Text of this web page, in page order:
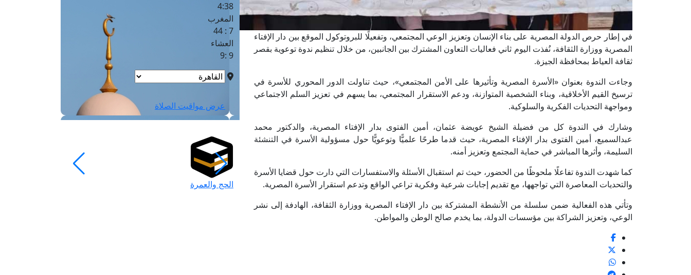
في إطار حرص الدولة المصرية على بناء الإنسان وتعزيز الوعي المجتمعي، وتفعيلًا للبروتوكول الموقع بين دار الإفتاء
المصرية ووزارة الثقافة، نُفذت اليوم ثاني فعاليات التعاون المشترك بين الجانبين، من خلال تنظيم ندوة توعوية بقصر
ثقافة العياط بمحافظة الجيزة.
وجاءت الندوة بعنوان «الأسرة المصرية وتأثيرها على الأمن المجتمعي»، حيث تناولت الدور المحوري للأسرة في
ترسيخ القيم الأخلاقية، وبناء الشخصية المتوازنة، ودعم الاستقرار المجتمعي، بما يسهم في تعزيز السلم الاجتماعي
ومواجهة التحديات الفكرية والسلوكية.
وشارك في الندوة كل من فضيلة الشيخ عويضة عثمان، أمين الفتوى بدار الإفتاء المصرية، والدكتور محمد
عبدالسميع، أمين الفتوى بدار الإفتاء المصرية، حيث قدما طرحًا علميًّا وتوعويًّا حول مسؤولية الأسرة في التنشئة
السليمة، وأثرها المباشر في حماية المجتمع وتعزيز أمنه.
كما شهدت الندوة تفاعلًا ملحوظًا من الحضور، حيث تم استقبال الأسئلة والاستفسارات التي دارت حول قضايا الأسرة
والتحديات المعاصرة التي تواجهها، مع تقديم إجابات شرعية وفكرية تراعي الواقع وتدعم استقرار الأسرة المصرية.
وتأتي هذه الفعالية ضمن سلسلة من الأنشطة المشتركة بين دار الإفتاء المصرية ووزارة الثقافة، الهادفة إلى نشر
الوعي، وتعزيز الشراكة بين مؤسسات الدولة، بما يخدم صالح الوطن والمواطن.
4:38
المغرب
7 : 44
العشاء
9 :9
عرض مواقيت الصلاة
الحج والعمرة